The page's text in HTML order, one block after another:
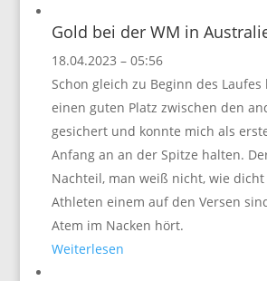
Gold bei der WM in
18.04.2023 – 05:56
Schon gleich zu Beginn des
einen guten Platz zwischen den
gesichert und konnte mich als
Anfang an an der Spitze halten.
Nachteil, man weiß nicht, wie
Athleten einem auf den Versen
Atem im Nacken hört.
Weiterlesen